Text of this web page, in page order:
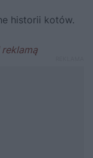
historii kotów.